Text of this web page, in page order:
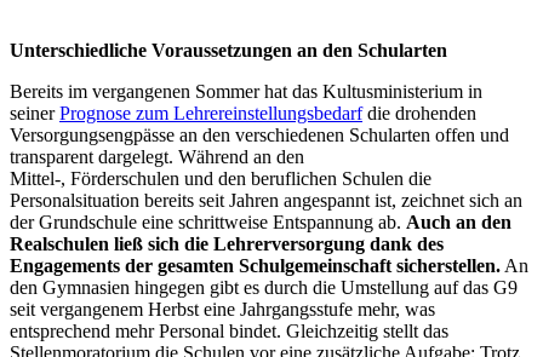
Unterschiedliche Voraussetzungen an den Schularten
Bereits im vergangenen Sommer hat das Kultusministerium in
seinerPrognose zum Lehrereinstellungsbedarfdie drohenden
Versorgungsengpässe an den verschiedenen Schularten offen und
transparent dargelegt. Während an den
Mittel-, Förderschulen und den beruflichen Schulen die
Personalsituation bereits seit Jahren angespannt ist, zeichnet sich an
der Grundschule eine schrittweise Entspannung ab. Auch an den
Realschulen ließ sich die Lehrerversorgung dank des
Engagements der gesamten Schulgemeinschaft sicherstellen. An
den Gymnasien hingegen gibt es durch die Umstellung auf das G9
seit vergangenem Herbst eine Jahrgangsstufe mehr, was
entsprechend mehr Personal bindet. Gleichzeitig stellt das